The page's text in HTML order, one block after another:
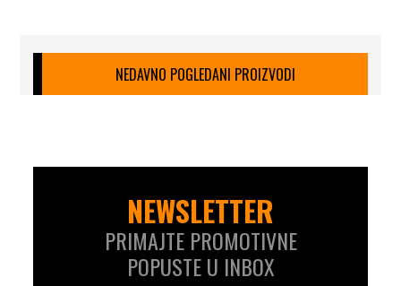
NEDAVNO POGLEDANI PROIZVODI
NEWSLETTER
PRIMAJTE PROMOTIVNE
POPUSTE U INBOX